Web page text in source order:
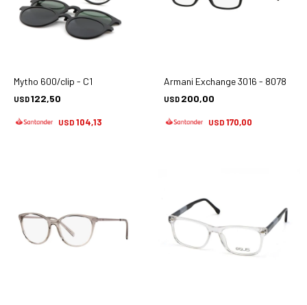
Mytho 600/clip - C1
USD122,50
USD 104,13
Armani Exchange 3016 - 8078
USD 200,00
USD 170,00